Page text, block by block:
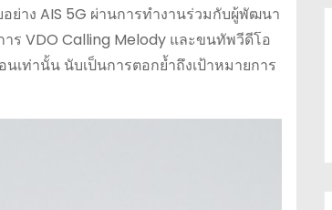
าง AIS 5G ผ่านการทำงานร่วมกับผู้พัฒนา
ร VDO Calling Melody และขนทัพวีดีโอ
เท่านั้น นับเป็นการตอกย้ำถึงเป้าหมายการ